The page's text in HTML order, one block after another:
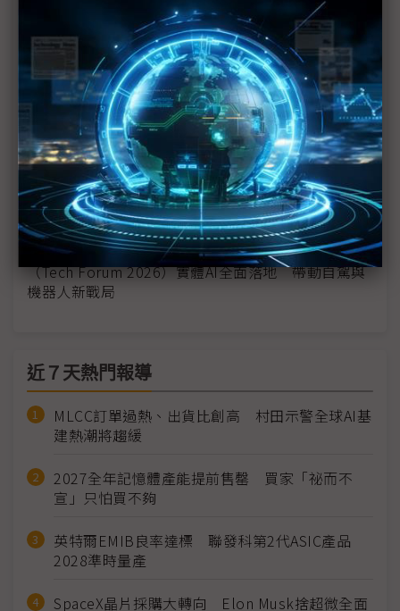
（Tech Forum 2026）台灣掌握AI伺服器生態系 陸
行之：半導體「印鈔機」還能衝多久？
（Tech Forum 2026）太空資料中心還在驗證階段
低軌衛星先搶攻網路新商機
（Tech Forum 2026）吳宗信直言台灣太空產業機會
已至 該跳脫零組件代工向系統挑戰
（Tech Forum 2026）元鈦科朱佳建：直接液冷成趨
勢 浸沒式熱度降溫
（Tech Forum 2026）實體AI全面落地 帶動自駕與
機器人新戰局
近７天熱門報導
MLCC訂單過熱、出貨比創高 村田示警全球AI基
建熱潮將趨緩
2027全年記憶體產能提前售罄 買家「祕而不
宣」只怕買不夠
英特爾EMIB良率達標 聯發科第2代ASIC產品
2028準時量產
SpaceX晶片採購大轉向 Elon Musk捨超微全面